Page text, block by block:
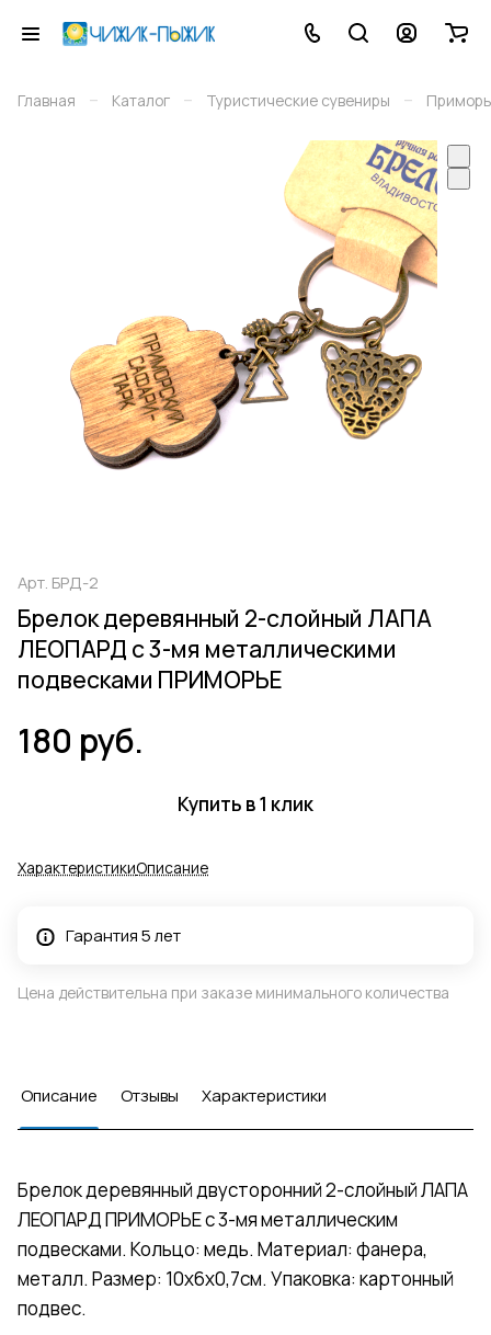
Главная – Каталог – Туристические сувениры –
Арт. БРД-2
Брелок деревянный 2-слойный ЛАПА
ЛЕОПАРД с 3-мя металлическими
подвесками ПРИМОРЬЕ
180 руб.
Купить в 1 клик
ХарактеристикиОписание
Гарантия 5 лет
Цена действительна при заказе минимального количества
Описание Отзывы Характеристики
Брелок деревянный двусторонний 2-слойный ЛАПА
ЛЕОПАРД ПРИМОРЬЕ с 3-мя металлическим
подвесками. Кольцо: медь. Материал: фанера,
металл. Размер: 10х6х0,7см. Упаковка: картонный
подвес.